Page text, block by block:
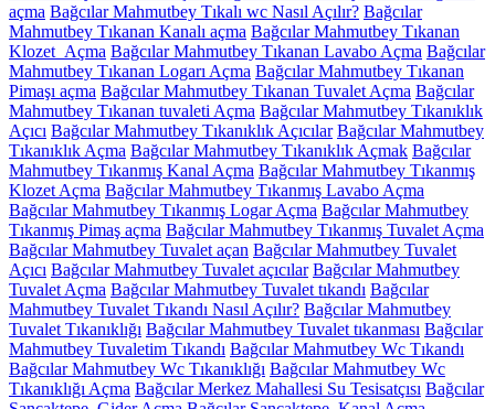
açma Bağcılar Mahmutbey Tıkalı wc Nasıl Açılır? Bağcılar
Mahmutbey Tıkanan Kanalı açma Bağcılar Mahmutbey Tıkanan
Klozet Açma Bağcılar Mahmutbey Tıkanan Lavabo Açma Bağcılar
Mahmutbey Tıkanan Logarı Açma Bağcılar Mahmutbey Tıkanan
Pimaşı açma Bağcılar Mahmutbey Tıkanan Tuvalet Açma Bağcılar
Mahmutbey Tıkanan tuvaleti Açma Bağcılar Mahmutbey Tıkanıklık
Açıcı Bağcılar Mahmutbey Tıkanıklık Açıcılar Bağcılar Mahmutbey
Tıkanıklık Açma Bağcılar Mahmutbey Tıkanıklık Açmak Bağcılar
Mahmutbey Tıkanmış Kanal Açma Bağcılar Mahmutbey Tıkanmış
Klozet Açma Bağcılar Mahmutbey Tıkanmış Lavabo Açma
Bağcılar Mahmutbey Tıkanmış Logar Açma Bağcılar Mahmutbey
Tıkanmış Pimaş açma Bağcılar Mahmutbey Tıkanmış Tuvalet Açma
Bağcılar Mahmutbey Tuvalet açan Bağcılar Mahmutbey Tuvalet
Açıcı Bağcılar Mahmutbey Tuvalet açıcılar Bağcılar Mahmutbey
Tuvalet Açma Bağcılar Mahmutbey Tuvalet tıkandı Bağcılar
Mahmutbey Tuvalet Tıkandı Nasıl Açılır? Bağcılar Mahmutbey
Tuvalet Tıkanıklığı Bağcılar Mahmutbey Tuvalet tıkanması Bağcılar
Mahmutbey Tuvaletim Tıkandı Bağcılar Mahmutbey Wc Tıkandı
Bağcılar Mahmutbey Wc Tıkanıklığı Bağcılar Mahmutbey Wc
Tıkanıklığı Açma Bağcılar Merkez Mahallesi Su Tesisatçısı Bağcılar